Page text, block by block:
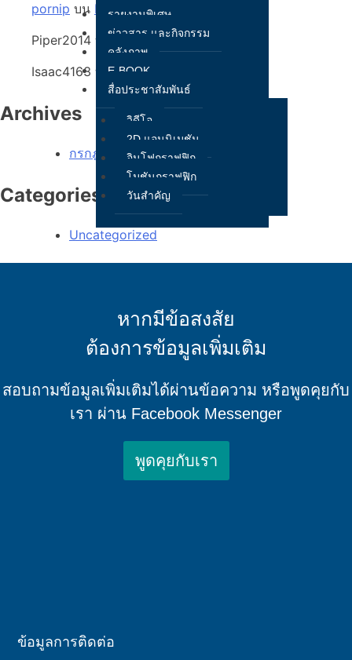
รายงานพิเศษ
ข่าวสาร และกิจกรรม
คลังภาพ
E-BOOK
สื่อประชาสัมพันธ์
วิดีโอ
2D แอนนิเมชัน
อินโฟกราฟฟิก
โมชันกราฟฟิก
วันสำคัญ
pornip บน Hello world!
Piper2014 บน
Hello world!
Isaac4163 บน Hello world!
Archives
กรกฎาคม 2022
Categories
Uncategorized
หากมีข้อสงสัย
ต้องการข้อมูลเพิ่มเติม
สอบถามข้อมูลเพิ่มเติมได้ผ่านข้อความ หรือพูดคุยกับ
เรา ผ่าน Facebook Messenger
พูดคุยกับเรา
ข้อมูลการติดต่อ